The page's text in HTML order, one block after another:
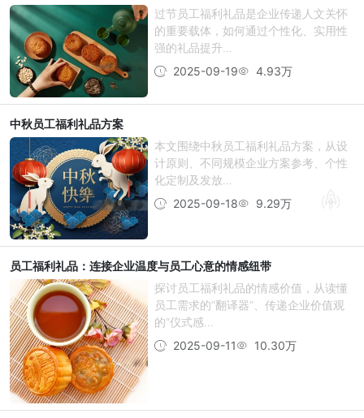
过节员工福利礼品是企业传递人文关怀
的重要载体，如何通过个性化、实用性
强的礼品提升...
2025-09-19
4.93万
中秋员工福利礼品方案
本文围绕中秋员工福利礼品方案，从设
计原则、不同规模企业方案参考、个性
化定制及发放...
2025-09-18
9.29万
员工福利礼品：连接企业温度与员工心意的情感纽带
探讨员工福利礼品的情感价值，从读懂
员工需求的“翻译器”、传递企业价值观
的“仪式感...
2025-09-11
10.30万